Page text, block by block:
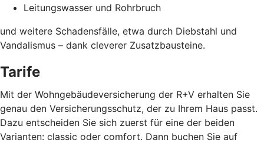
Leitungswasser und Rohrbruch
und weitere Schadensfälle, etwa durch Diebstahl und
Vandalismus – dank cleverer Zusatzbausteine.
Tarife
Mit der Wohngebäudeversicherung der R+V erhalten Sie
genau den Versicherungsschutz, der zu Ihrem Haus passt.
Dazu entscheiden Sie sich zuerst für eine der beiden
Varianten: classic oder comfort. Dann buchen Sie auf